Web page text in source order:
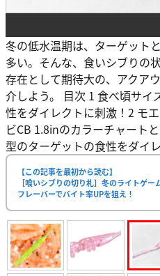
冬の低水温期は、ターゲット
多い。そんな、食いシブりの
存在として期待大の、アクア
介しよう。 目次 1 食べ頃サイ
性をダイレクトに刺激！2 モ
ビCB 1.8inのカラーチャート
型のターゲットの食性をダイ
【この記事を最初から読む】
［喰いシブりの切り札］冬のライトゲ
フレーバーでバイト率UPを狙え！